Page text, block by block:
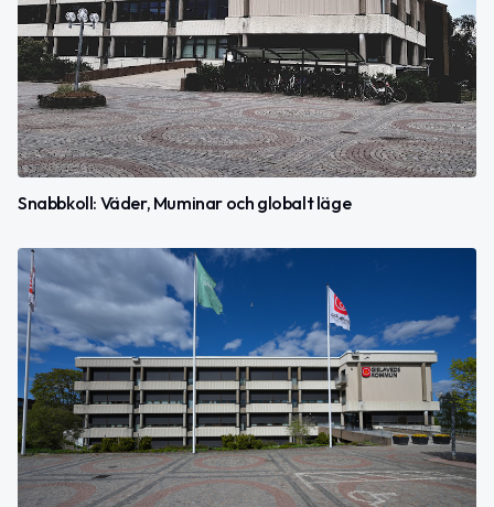
Snabbkoll: Väder, Muminar och globalt läge